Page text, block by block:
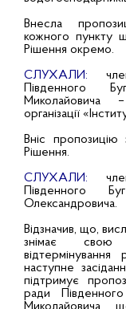
Внесла
кожного пункту
Рішення окремо.
СЛУХАЛИ:
Південного
Миколайовича
організації
Вніс
Рішення.
СЛУХАЛИ:
Південного
Олександровича.
Відзначив, що,
знімає свою
наступне
підтримує
ради